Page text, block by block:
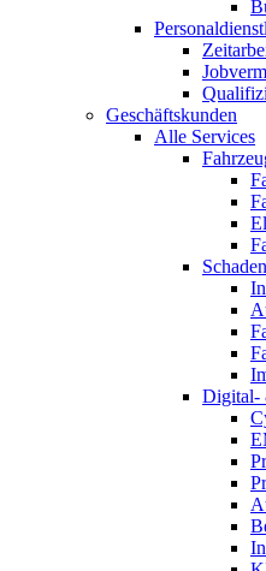
Geschäftskunden
Alle Services
Digital-